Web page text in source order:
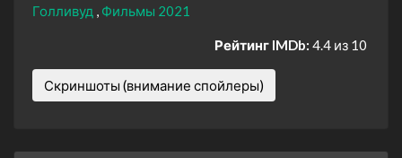
Голливуд
Фильмы 2021
Рейтинг IMDb: 4.4 из 10
Скриншоты (внимание спойлеры)